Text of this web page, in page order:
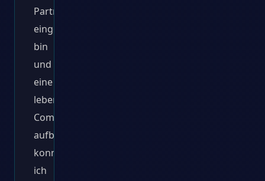
Partnerschaften
eingegangen
bin
und
eine
lebendige
Community
aufbaute,
konnte
ich